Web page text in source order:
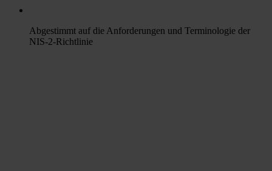
Abgestimmt auf die Anforderungen und Terminologie der
NIS-2-Richtlinie